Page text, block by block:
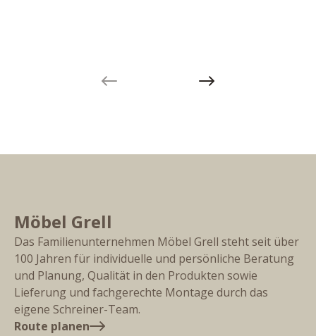
Next slide
Möbel Grell
Das Familienunternehmen Möbel Grell steht seit über
100 Jahren für individuelle und persönliche Beratung
und Planung, Qualität in den Produkten sowie
Lieferung und fachgerechte Montage durch das
eigene Schreiner-Team.
Route planen